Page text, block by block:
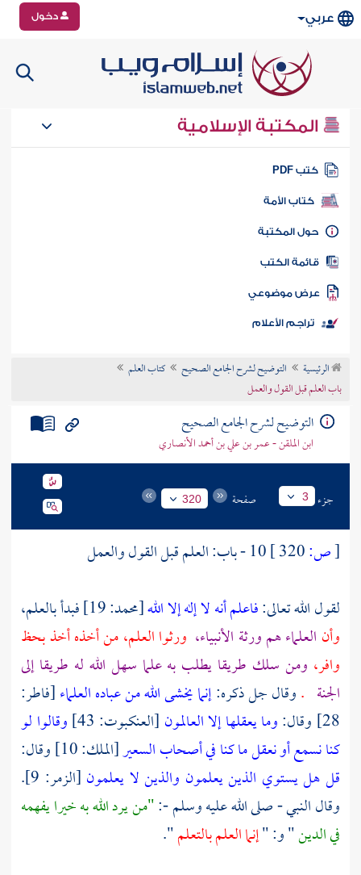
عربي دخول
المكتبة الإسلامية
كتب PDF
كتاب الأمة
المكتبة
الكتب
موضوعي
تراجم الأعلام
الرئيسية التوضيح لشرح الجامع الصحيح
كتاب العلم
باب العلم قبل القول والعمل
التوضيح لشرح الجامع الصحيح
ابن الملقن - عمر بن علي بن أحمد الأنصاري
جزء 3 صفحة 320
[ص:
10 - باب: العلم قبل القول والعمل
لقول الله تعالى:فاعلم أنه لا إله إلا الله[محمد: 19] فبدأ بالعلم،
وأن العلماء هم ورثة الأنبياء، ورثوا العلم، من أخذه أخذ بحظ
وافر، ومن سلك طريقا يطلب به علما سهل الله له طريقا إلى
الجنة .وقال جل ذكره:إنما يخشى الله من عباده العلماء[فاطر:
28] وقال:
وما يعقلها إلا العالمون [العنكبوت: 43]
وقالوا لو
كنا نسمع أو نعقل ما كنا في أصحاب السعير[الملك: 10] وقال:
قل هل يستوي الذين يعلمون والذين لا يعلمون
[الزمر: 9].
وقال النبي - صلى الله عليه وسلم -:"من يرد الله به خيرا يفهمه
في الدين" و: "إنما العلم بالتعلم".